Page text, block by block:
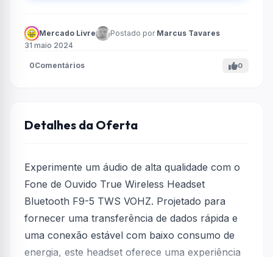
Mercado Livre Postado por Marcus Tavares
31 maio 2024
0Comentários 0
Detalhes da Oferta
Experimente um áudio de alta qualidade com o
Fone de Ouvido True Wireless Headset
Bluetooth F9-5 TWS VOHZ. Projetado para
fornecer uma transferência de dados rápida e
uma conexão estável com baixo consumo de
energia, este headset oferece uma experiência